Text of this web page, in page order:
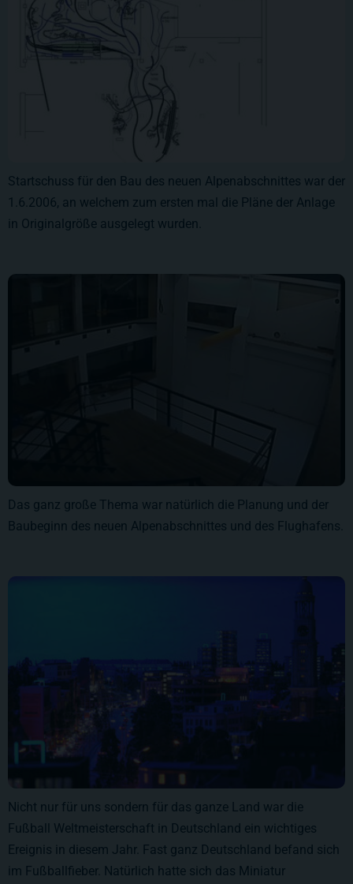
Startschuss für den Bau des neuen Alpenabschnittes war der
1.6.2006, an welchem zum ersten mal die Pläne der Anlage
in Originalgröße ausgelegt wurden.
Das ganz große Thema war natürlich die Planung und der
Baubeginn des neuen Alpenabschnittes und des Flughafens.
Nicht nur für uns sondern für das ganze Land war die
Fußball Weltmeisterschaft in Deutschland ein wichtiges
Ereignis in diesem Jahr. Fast ganz Deutschland befand sich
im Fußballfieber. Natürlich hatte sich das Miniatur